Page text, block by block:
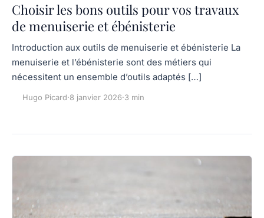
Choisir les bons outils pour vos travaux
de menuiserie et ébénisterie
Introduction aux outils de menuiserie et ébénisterie La
menuiserie et l’ébénisterie sont des métiers qui
nécessitent un ensemble d’outils adaptés […]
Hugo Picard·8 janvier 2026·3 min